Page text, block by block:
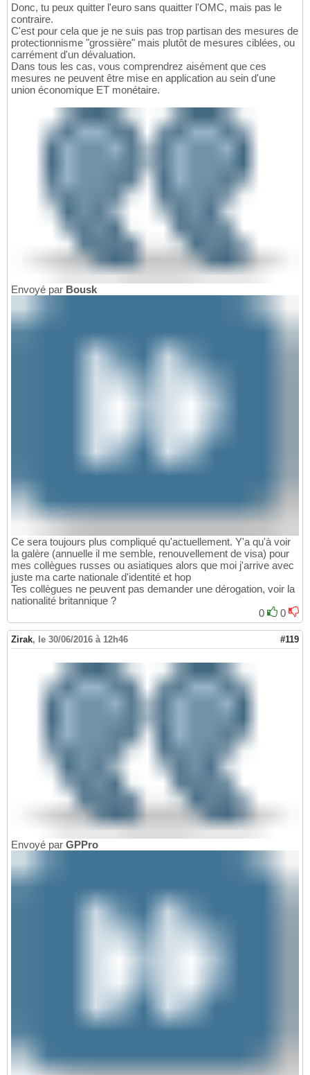
Donc, tu peux quitter l'euro sans quaitter l'OMC, mais pas le
contraire.
C'est pour cela que je ne suis pas trop partisan des mesures de
protectionnisme "grossière" mais plutôt de mesures ciblées, ou
carrément d'un dévaluation.
Dans tous les cas, vous comprendrez aisément que ces
mesures ne peuvent être mise en application au sein d'une
union économique ET monétaire.
Envoyé par Bousk
Ce sera toujours plus compliqué qu'actuellement. Y'a qu'à voir
la galère (annuelle il me semble, renouvellement de visa) pour
mes collègues russes ou asiatiques alors que moi j'arrive avec
juste ma carte nationale d'identité et hop
Tes collègues ne peuvent pas demander une dérogation, voir la
nationalité britannique ?
0
0
Zirak, le 30/06/2016 à 12h46 #119
Envoyé par GPPro